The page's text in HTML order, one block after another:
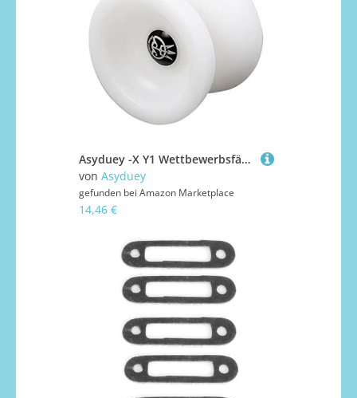
Asyduey -X Y1 Wettbewerbsfähig Yo-Yo, Yoyo für Anfänger Aluminium Legierung Yoyo,Einfache Rückgabe und Übungstricks Spielzeug für Kids
von Asyduey
gefunden bei Amazon Marketplace
14,46 €